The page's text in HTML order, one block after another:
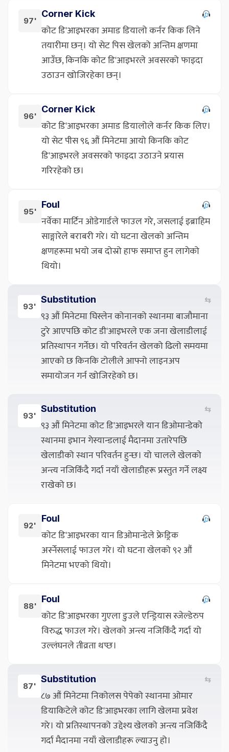
97'
Corner Kick
कोट डि'आइभरका अमाड डियालो कर्नर किक लिने
तयारीमा छन्। यो सेट पिस खेलको अन्तिम क्षणमा
आउँछ, किनकि कोट डि'आइभरले अवसरको फाइदा
उठाउन खोजिरहेका छन्।
96'
Corner Kick
कोट डि'आइभरका अमाड डियालोले कर्नर किक लिए।
यो सेट पीस ९६ औं मिनेटमा आयो किनकि कोट
डि'आइभरले अवसरको फाइदा उठाउने प्रयास
गरिरहेको छ।
95'
Foul
नर्वेका मार्टिन ओडेगार्डले फाउल गरे, जसलाई इब्राहिम
साङ्गारेले बराबरी गरे। यो घटना खेलको अन्तिम
क्षणहरूमा भयो जब दोस्रो हाफ समाप्त हुन लागेको
थियो।
93'
Substitution ⇆
९३ औं मिनेटमा घिस्लेन कोनानको स्थानमा बाजौमाना
टुरे आएपछि कोट डी'आइभरले एक जना खेलाडीलाई
प्रतिस्थापन गर्नेछ। यो परिवर्तन खेलको ढिलो समयमा
आएको छ किनकि टोलीले आफ्नो लाइनअप
समायोजन गर्न खोजिरहेको छ।
93'
Substitution ⇆
९३ औं मिनेटमा कोट डि'आइभरले यान डिओमान्डेको
स्थानमा इभान गेस्यान्डलाई मैदानमा उतारेपछि
खेलाडीको स्थान परिवर्तन हुन्छ। यो चालले खेलको
अन्त्य नजिकिँदै गर्दा नयाँ खेलाडीहरू प्रस्तुत गर्ने लक्ष्य
राखेको छ।
92'
Foul
कोट डि'आइभरका यान डिओमान्डेले फ्रेड्रिक
अर्स्नेसलाई फाउल गरे। यो घटना खेलको ९२ औं
मिनेटमा भएको थियो।
88'
Foul
कोट डि'आइभरका गुएला डुउले एन्ड्रियास स्जेल्डेरुप
विरुद्ध फाउल गरे। खेलको अन्त्य नजिकिँदै गर्दा यो
उल्लंघनले तीव्रता थप्छ।
87'
Substitution ⇆
८७ औं मिनेटमा निकोलस पेपेको स्थानमा ओमार
डियाकिटेले कोट डि'आइभरका लागि खेलमा प्रवेश
गरे। यो प्रतिस्थापनको उद्देश्य खेलको अन्त्य नजिकिँदै
गर्दा मैदानमा नयाँ खेलाडीहरू ल्याउनु हो।